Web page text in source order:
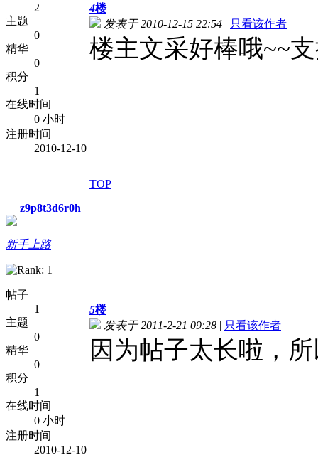
2
主题
0
精华
0
积分
1
在线时间
0 小时
注册时间
2010-12-10
4楼
发表于 2010-12-15 22:54 | 只看该作者
楼主文采好棒哦~~
TOP
z9p8t3d6r0h
新手上路
帖子
1
主题
0
精华
0
积分
1
在线时间
0 小时
注册时间
2010-12-10
5楼
发表于 2011-2-21 09:28 | 只看该作者
因为帖子太长啦，